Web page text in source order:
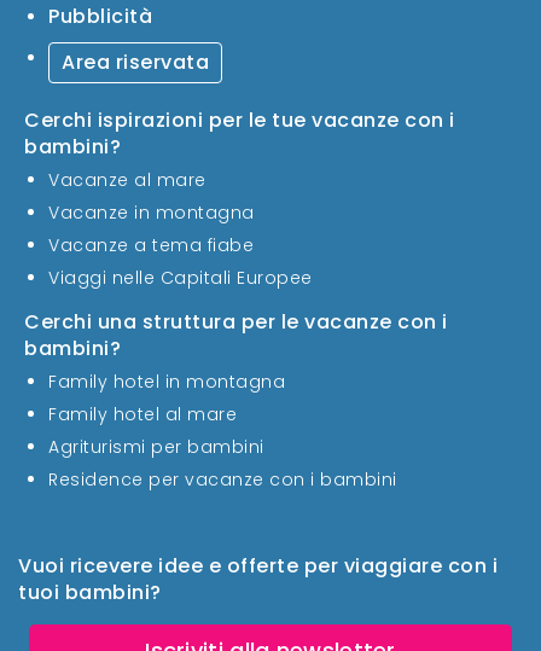
Vuoi ricevere idee e offerte per viaggiare con i
tuoi bambini?
Pubblicità
Area riservata
Cerchi ispirazioni per le tue vacanze con i
bambini?
Vacanze al mare
Vacanze in montagna
Vacanze a tema fiabe
Viaggi nelle Capitali Europee
Cerchi una struttura per le vacanze con i
bambini?
Family hotel in montagna
Family hotel al mare
Agriturismi per bambini
Residence per vacanze con i bambini